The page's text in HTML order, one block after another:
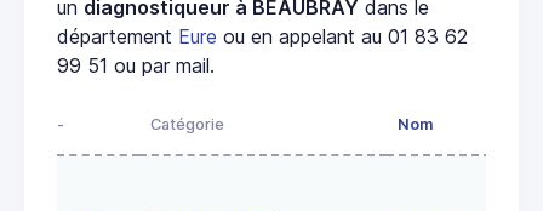
un diagnostiqueur à BEAUBRAY dans le
département Eure ou en appelant au 01 83 62
99 51 ou par mail.
- Catégorie Nom